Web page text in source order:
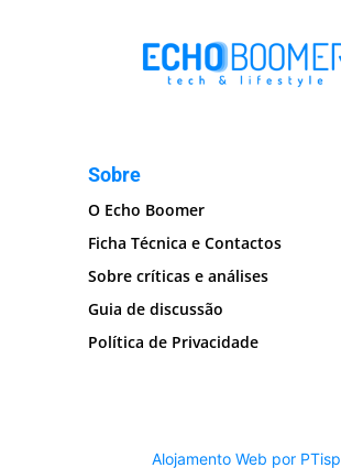
Sobre
O Echo Boomer
Ficha Técnica e Contactos
Sobre críticas e análises
Guia de discussão
Política de Privacidade
Alojamento Web por PTisp